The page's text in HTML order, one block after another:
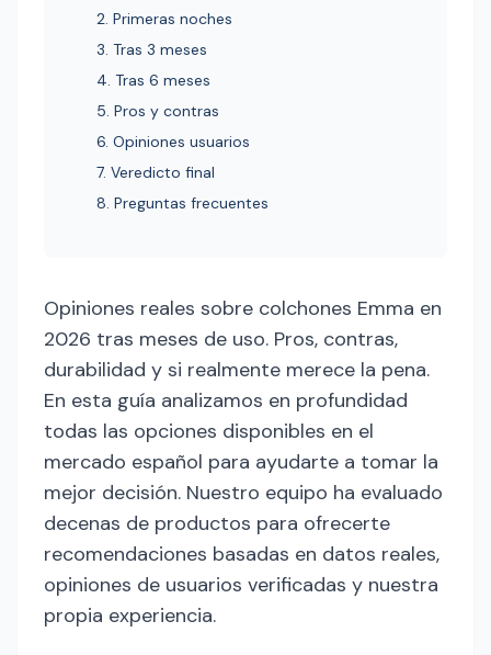
2. Primeras noches
3. Tras 3 meses
4. Tras 6 meses
5. Pros y contras
6. Opiniones usuarios
7. Veredicto final
8. Preguntas frecuentes
Opiniones reales sobre colchones Emma en
2026 tras meses de uso. Pros, contras,
durabilidad y si realmente merece la pena.
En esta guía analizamos en profundidad
todas las opciones disponibles en el
mercado español para ayudarte a tomar la
mejor decisión. Nuestro equipo ha evaluado
decenas de productos para ofrecerte
recomendaciones basadas en datos reales,
opiniones de usuarios verificadas y nuestra
propia experiencia.